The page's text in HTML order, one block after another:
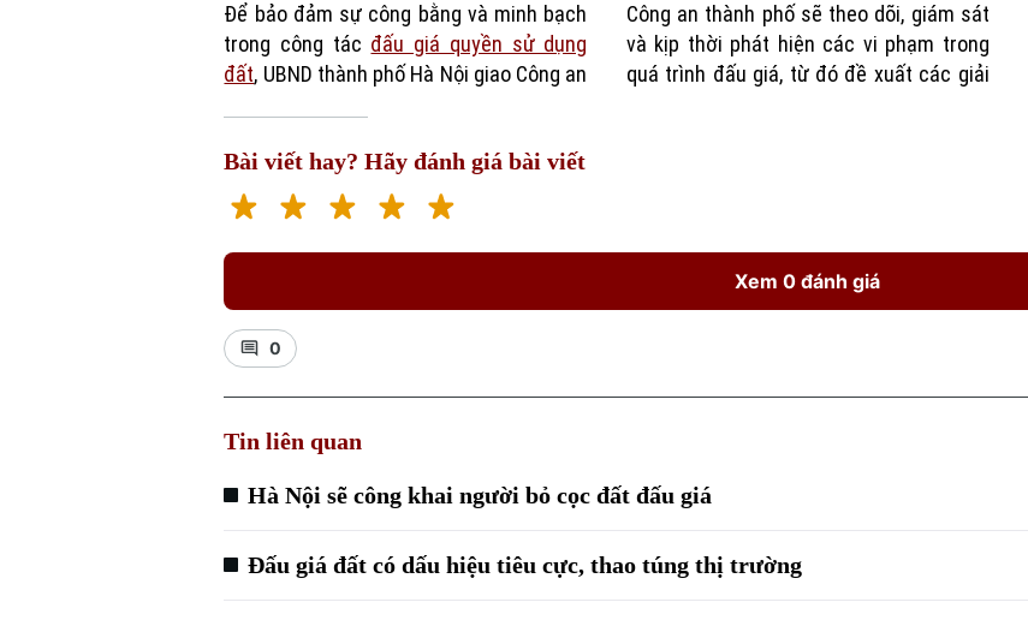
Để bảo đảm sự công bằng và minh bạch
trong công tác đấu giá quyền sử dụng
đất, UBND thành phố Hà Nội giao Công an
Công an thành phố sẽ theo dõi, giám sát
và kịp thời phát hiện các vi phạm trong
quá trình đấu giá, từ đó đề xuất các giải
Bài viết hay? Hãy đánh giá bài viết
Xem 0 đánh giá
0
Tin liên quan
Hà Nội sẽ công khai người bỏ cọc đất đấu giá
Đấu giá đất có dấu hiệu tiêu cực, thao túng thị trường